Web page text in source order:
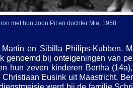
met hun zoon Pit en dochter Mia; 1958
en Sibilla Philips-Kubben.
bij onteigeningen van
hun zeven kinderen Bertha
Eusink uit Maastricht.